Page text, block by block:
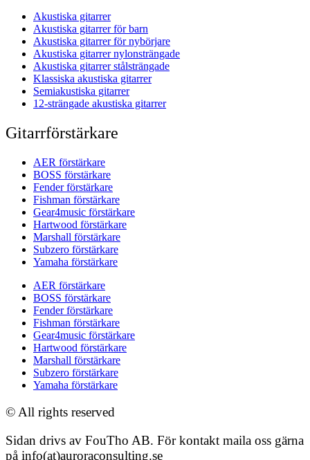
Akustiska gitarrer
Akustiska gitarrer för barn
Akustiska gitarrer för nybörjare
Akustiska gitarrer nylonsträngade
Akustiska gitarrer stålsträngade
Klassiska akustiska gitarrer
Semiakustiska gitarrer
12-strängade akustiska gitarrer
Gitarrförstärkare
AER förstärkare
BOSS förstärkare
Fender förstärkare
Fishman förstärkare
Gear4music förstärkare
Hartwood förstärkare
Marshall förstärkare
Subzero förstärkare
Yamaha förstärkare
AER förstärkare
BOSS förstärkare
Fender förstärkare
Fishman förstärkare
Gear4music förstärkare
Hartwood förstärkare
Marshall förstärkare
Subzero förstärkare
Yamaha förstärkare
© All rights reserved
Sidan drivs av FouTho AB. För kontakt maila oss gärna
på info(at)auroraconsulting.se